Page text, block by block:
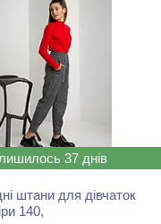
37 днів
штани для дівчаток
140,